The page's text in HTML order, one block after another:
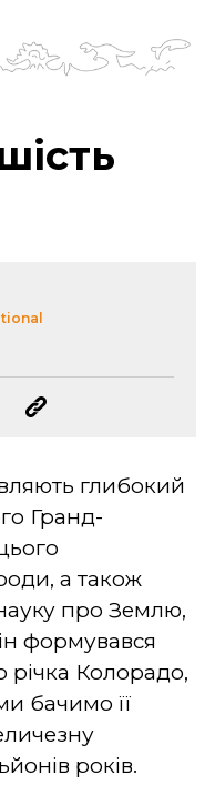
глибокий
Гранд-
а також
про Землю,
формувався
річка Колорадо,
бачимо її
років.